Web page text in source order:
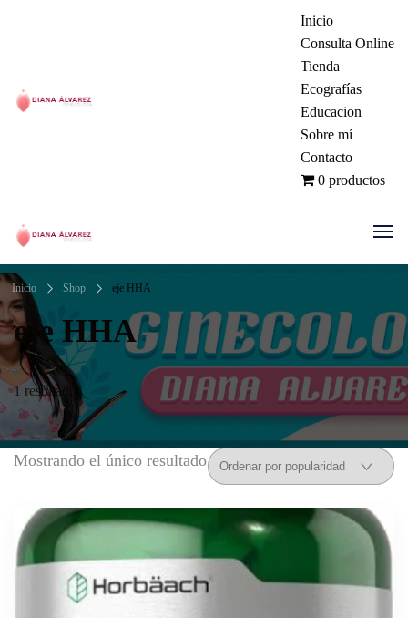
Ginecóloga | Dra. Diana Álvarez
| Manizales Colombia
Inicio
Consulta Online
Tienda
Ecografías
Educacion
Sobre mí
Contacto
0 productos
Ginecóloga | Dra. Diana Álvarez
| Manizales Colombia
Inicio Shop eje HHA
eje HHA
1 resultado
Mostrando el único resultado